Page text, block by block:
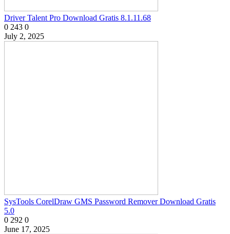
Driver Talent Pro Download Gratis 8.1.11.68
0 243 0
July 2, 2025
SysTools CorelDraw GMS Password Remover Download Gratis
5.0
0 292 0
June 17, 2025